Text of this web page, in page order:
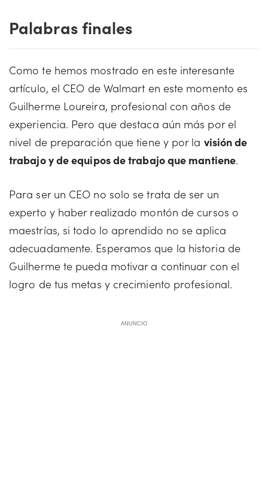
Palabras finales
Como te hemos mostrado en este interesante
artículo, el CEO de Walmart en este momento es
Guilherme Loureira, profesional con años de
experiencia. Pero que destaca aún más por el
nivel de preparación que tiene y por la visión de
trabajo y de equipos de trabajo que mantiene.
Para ser un CEO no solo se trata de ser un
experto y haber realizado montón de cursos o
maestrías, si todo lo aprendido no se aplica
adecuadamente. Esperamos que la historia de
Guilherme te pueda motivar a continuar con el
logro de tus metas y crecimiento profesional.
ANUNCIO